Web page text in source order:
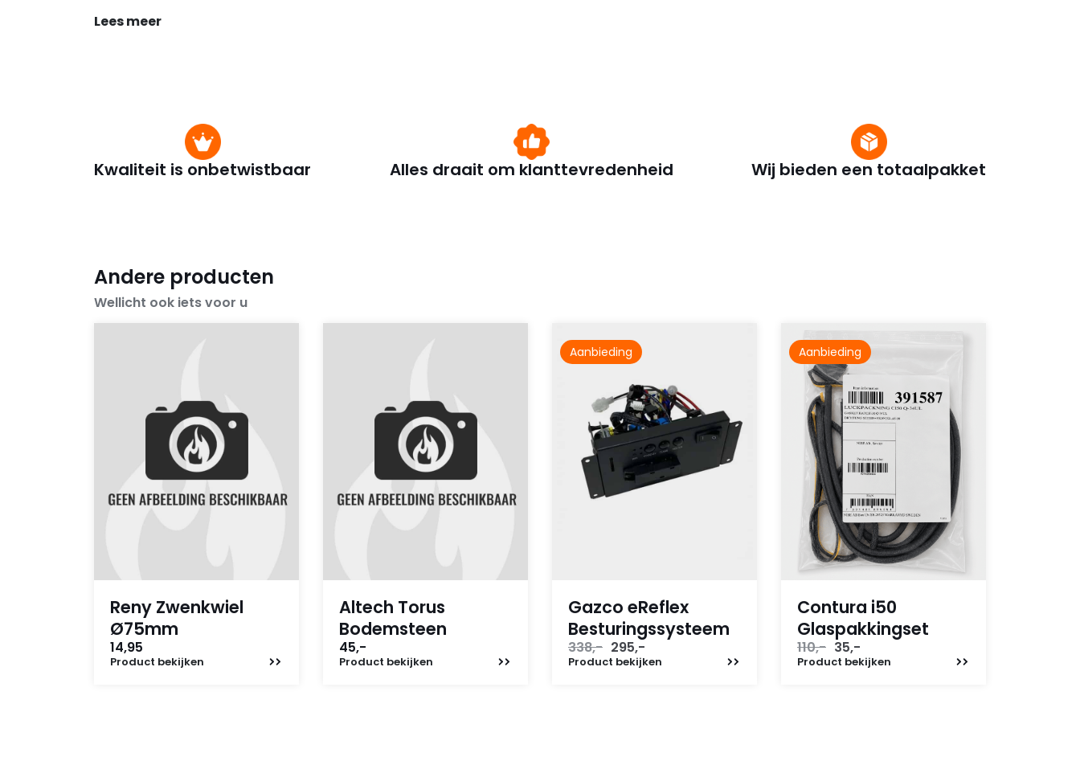
Lees meer
Kwaliteit is onbetwistbaar Alles draait om klanttevredenheid Wij bieden een totaalpakket
Andere producten
Wellicht ook iets voor u
Reny Zwenkwiel
Ø75mm
14,95
Product bekijken
Altech Torus
Bodemsteen
45,-
Product bekijken
Aanbieding
Gazco eReflex
Besturingssysteem
338,- Oorspronkelijke
prijs
295,-
prijs
Product bekijken
Aanbieding
Contura i50
Glaspakkingset
110,- Oorspronkelijke
prijs
35,-
prijs
Product bekijken